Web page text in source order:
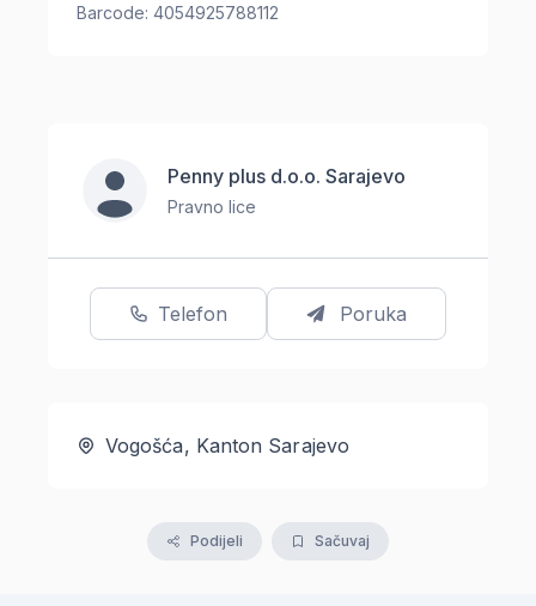
Barcode: 4054925788112
Penny plus d.o.o. Sarajevo
Pravno lice
Telefon Poruka
Vogošća, Kanton Sarajevo
Podijeli Sačuvaj